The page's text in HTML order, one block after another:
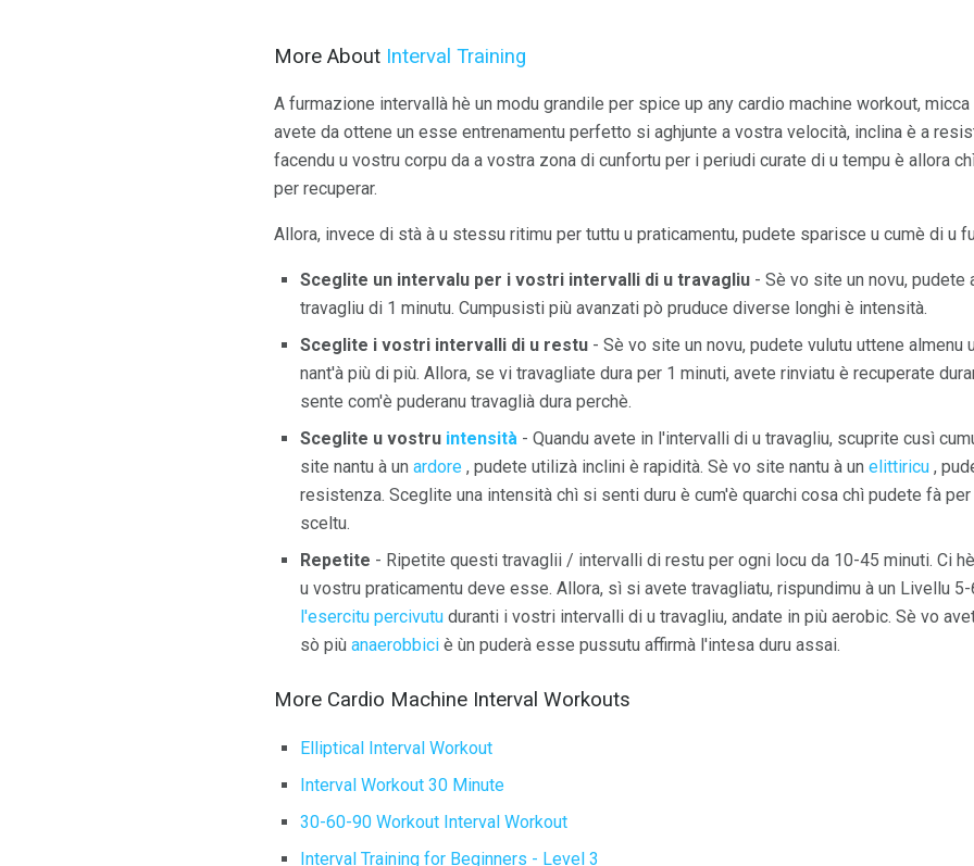
More About Interval Training
A furmazione intervallà hè un modu grandile per spice up any cardio machine workout,
avete da ottene un esse entrenamentu perfetto si aghjunte a vostra velocità, inclina è a
facendu u vostru corpu da a vostra zona di cunfortu per i periudi curate di u tempu è allora
per recuperar.
Allora, invece di stà à u stessu ritimu per tuttu u praticamentu, pudete sparisce u cumè di u
Sceglite un intervalu per i vostri intervalli di u travagliu - Sè vo site un novu, pudete
travagliu di 1 minutu. Cumpusisti più avanzati pò pruduce diverse longhi è intensità.
Sceglite i vostri intervalli di u restu - Sè vo site un novu, pudete vulutu uttene
nant'à più di più. Allora, se vi travagliate dura per 1 minuti, avete rinviatu è recuperate
sente com'è puderanu travaglià dura perchè.
Sceglite u vostru intensità - Quandu avete in l'intervalli di u travagliu, scuprite cusì
site nantu à un ardore , pudete utilizà inclini è rapidità. Sè vo site nantu à un elittiricu ,
resistenza. Sceglite una intensità chì si senti duru è cum'è quarchi cosa chì pudete fà per
sceltu.
Repetite - Ripetite questi travaglii / intervalli di restu per ogni locu da 10-45 minuti. Ci
u vostru praticamentu deve esse. Allora, sì si avete travagliatu, rispundimu à un Livellu
l'esercitu percivutu duranti i vostri intervalli di u travagliu, andate in più aerobic. Sè vo
sò più anaerobbici è ùn puderà esse pussutu affirmà l'intesa duru assai.
More Cardio Machine Interval Workouts
Elliptical Interval Workout
Interval Workout 30 Minute
30-60-90 Workout Interval Workout
Interval Training for Beginners - Level 3